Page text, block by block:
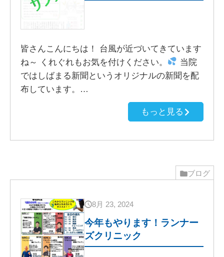
皆さんこんにちは！ 台風が近づいてきています
ね～ くれぐれもお気を付けください。
当院
ではしばまる新聞というオリジナルの新聞を配
布しています。…
もっと見る
ブログ
8月 23, 2024
今年もやります！ランナー
ズクリニック